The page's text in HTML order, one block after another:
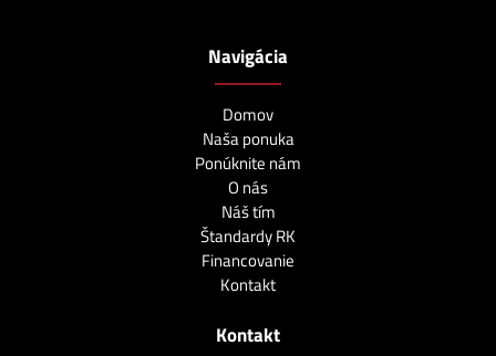
Navigácia
Domov
Naša ponuka
Ponúknite nám
O nás
Náš tím
Štandardy RK
Financovanie
Kontakt
Kontakt